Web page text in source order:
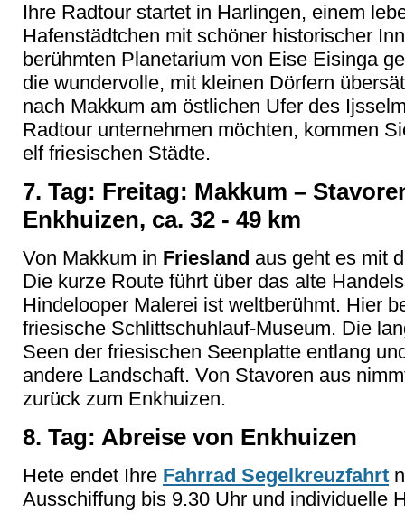
Ihre Radtour startet in Harlingen, einem
Hafenstädtchen mit schöner historischer
berühmten Planetarium von Eise Eisinga
die wundervolle, mit kleinen Dörfern
nach Makkum am östlichen Ufer des
Radtour unternehmen möchten, kommen
elf friesischen Städte.
7. Tag: Freitag: Makkum –
Enkhuizen, ca. 32 - 49 km
Von Makkum in Friesland aus geht es mit
Die kurze Route führt über das alte
Hindelooper Malerei ist weltberühmt. Hier
friesische Schlittschuhlauf-Museum. Die
Seen der friesischen Seenplatte entlang
andere Landschaft. Von Stavoren aus
zurück zum Enkhuizen.
8. Tag: Abreise von Enkhuizen
Hete endet Ihre Fahrrad Segelkreuzfahrt
Ausschiffung bis 9.30 Uhr und individuelle